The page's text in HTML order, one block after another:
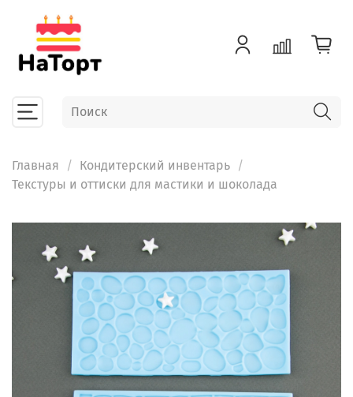
Главная
Кондитерский инвентарь
Текстуры и оттиски для мастики и шоколада